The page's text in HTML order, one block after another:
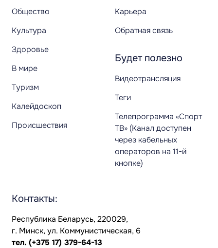
Общество
Культура
Здоровье
В мире
Туризм
Калейдоскоп
Происшествия
Карьера
Обратная связь
Будет полезно
Видеотрансляция
Теги
Телепрограмма «Спорт
ТВ» (Канал доступен
через кабельных
операторов на 11-й
кнопке)
Контакты:
Республика Беларусь, 220029,
г. Минск, ул. Коммунистическая, 6
тел. (+375 17) 379-64-13